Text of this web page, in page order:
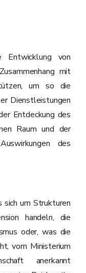
von
mit
um so die
Dienstleistungen
Entdeckung des
Raum und der
des
sich um Strukturen
handeln, die
oder, was die
vom Ministerium
anerkannt